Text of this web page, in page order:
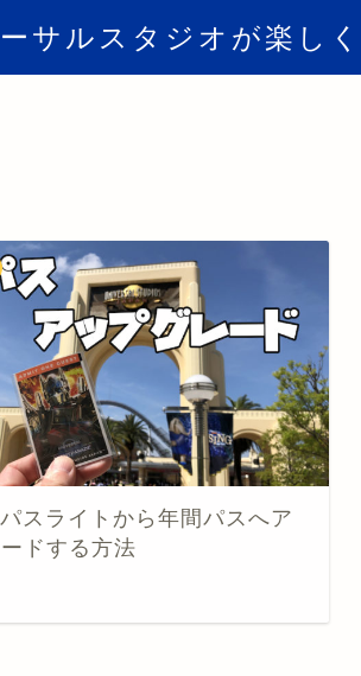
サルスタジオが楽し
スライトから年間パスへア
ドする方法